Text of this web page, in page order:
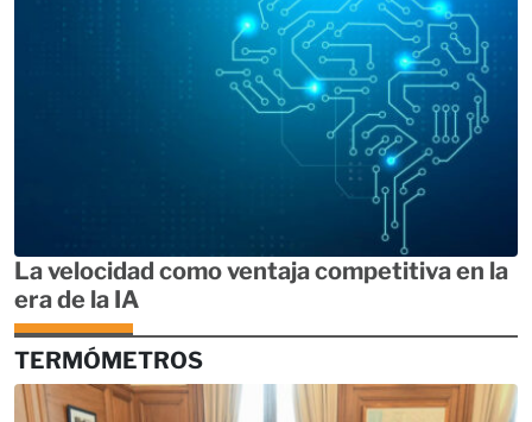
La velocidad como ventaja competitiva en la
era de la IA
TERMÓMETROS